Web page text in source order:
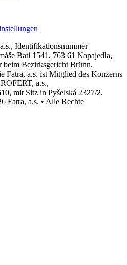
Identifikationsnummer
Bati 1541, 763 61 Napajedla,
beim Bezirksgericht Brünn,
Fatra, a.s. ist Mitglied des Konzerns
a.s.,
mit Sitz in Pyšelská 2327/2,
Fatra, a.s. • Alle Rechte